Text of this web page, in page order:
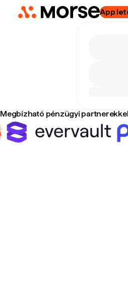
App
Megbízható pénzügyi